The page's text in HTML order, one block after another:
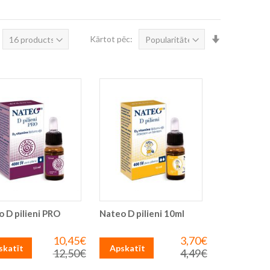
Kārtot pēc:
D pilieni PRO
Īpaša
cena
10,45€
Parastā
cena
12,50€
Nateo D pilieni 10ml
Īpaša
cena
3,70€
Parastā
cena
4,49€
Apskatīt